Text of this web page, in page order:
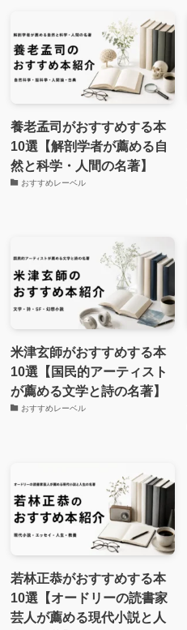
養老孟司がおすすめする本
10選【解剖学者が薦める自
然と科学・人間の名著】
おすすめレーベル
米津玄師がおすすめする本
10選【国民的アーティスト
が薦める文学と詩の名著】
おすすめレーベル
若林正恭がおすすめする本
10選【オードリーの読書家
芸人が薦める現代小説と人